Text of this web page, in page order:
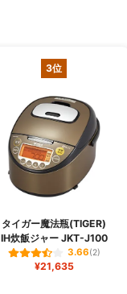
3位
タイガー魔法瓶(TIGER)
IH炊飯ジャー JKT-J100
3.66(2)
¥21,635